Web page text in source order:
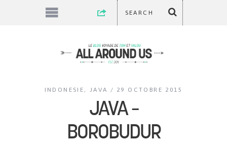
INDONESIE , JAVA 29 OCTOBRE 2015
JAVA –
BOROBUDUR